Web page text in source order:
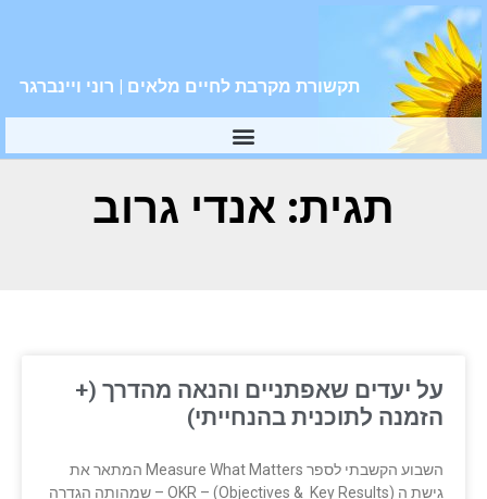
תקשורת מקרבת לחיים מלאים | רוני ויינברגר
תגית: אנדי גרוב
על יעדים שאפתניים והנאה מהדרך (+
הזמנה לתוכנית בהנחייתי)
השבוע הקשבתי לספר Measure What Matters המתאר את
גישת ה OKR – (Objectives & Key Results) – שמהותה הגדרה